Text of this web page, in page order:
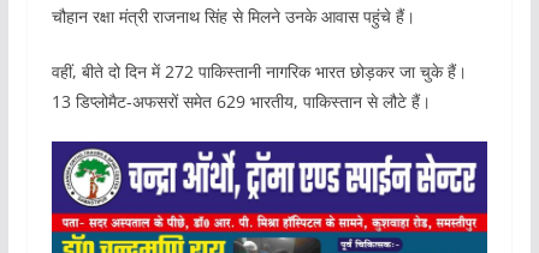
चौहान रक्षा मंत्री राजनाथ सिंह से मिलने उनके आवास पहुंचे हैं।
वहीं, बीते दो दिन में 272 पाकिस्तानी नागरिक भारत छोड़कर जा चुके हैं।
13 डिप्लोमैट-अफसरों समेत 629 भारतीय, पाकिस्तान से लौटे हैं।